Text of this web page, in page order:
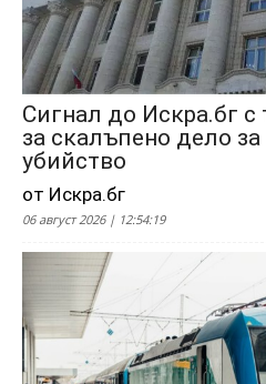
Сигнал до Искра.бг
за скалъпено дело за
убийство
от Искра.бг
06 август 2026 | 12:54:19